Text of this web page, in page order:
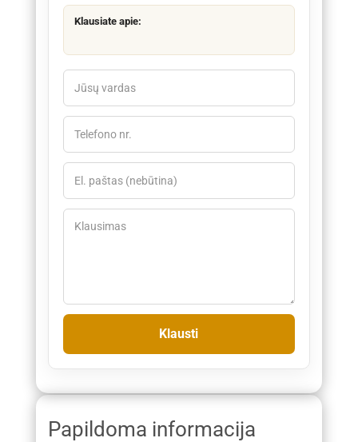
Klausiate apie:
Papildoma informacija